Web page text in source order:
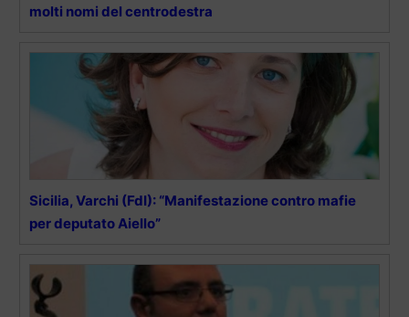
molti nomi del centrodestra
Sicilia, Varchi (FdI): “Manifestazione contro mafie
per deputato Aiello”